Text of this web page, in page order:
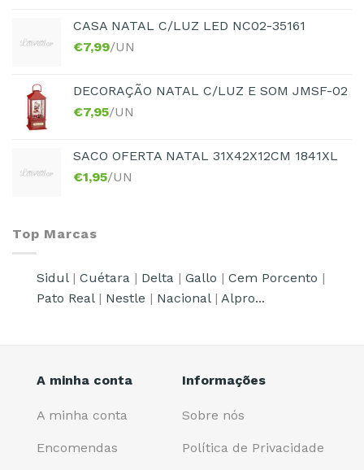
CASA NATAL C/LUZ LED NC02-35161
€7,99/UN
DECORAÇÃO NATAL C/LUZ E SOM JMSF-02
€7,95/UN
SACO OFERTA NATAL 31X42X12CM 1841XL
€1,95/UN
Top Marcas
Sidul| Cuétara | Delta | Gallo | Cem Porcento |
Pato Real| Nestle | Nacional| Alpro...
A minha conta
A minha conta
Encomendas
Informações
Sobre nós
Política de Privacidade